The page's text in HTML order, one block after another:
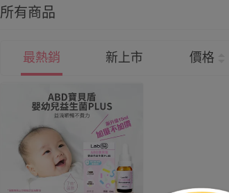
所有商品
最熱銷 新上市 價格